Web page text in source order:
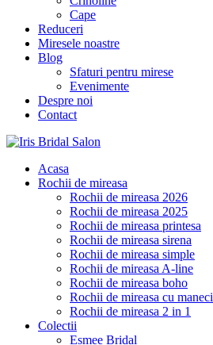
Cape
Reduceri
Miresele noastre
Blog
Sfaturi pentru mirese
Evenimente
Despre noi
Contact
Acasa
Rochii de mireasa
Rochii de mireasa 2026
Rochii de mireasa 2025
Rochii de mireasa printesa
Rochii de mireasa sirena
Rochii de mireasa simple
Rochii de mireasa A-line
Rochii de mireasa boho
Rochii de mireasa cu maneci
Rochii de mireasa 2 in 1
Colectii
Esmee Bridal